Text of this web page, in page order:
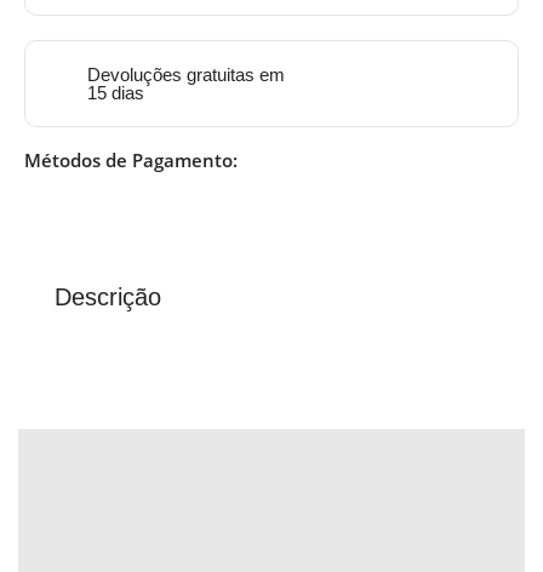
Devoluções gratuitas em
15 dias
Métodos de Pagamento:
Descrição